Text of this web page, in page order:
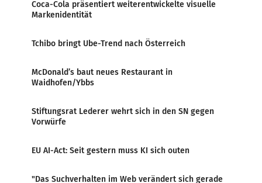
Coca-Cola präsentiert weiterentwickelte visuelle
Markenidentität
Tchibo bringt Ube-Trend nach Österreich
McDonald’s baut neues Restaurant in
Waidhofen/Ybbs
Stiftungsrat Lederer wehrt sich in den SN gegen
Vorwürfe
EU AI-Act: Seit gestern muss KI sich outen
"Das Suchverhalten im Web verändert sich gerade